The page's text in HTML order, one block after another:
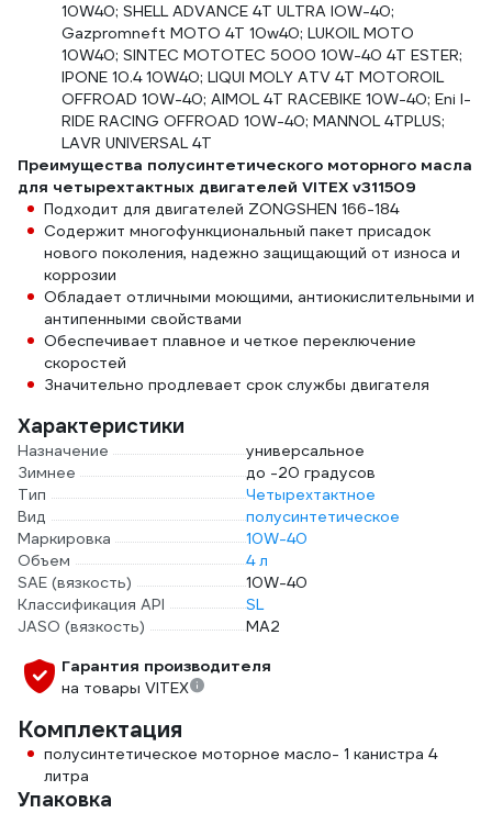
10W40; SHELL ADVANCE 4Т ULTRA lOW-40;
Gazpromneft MOTO 4Т 10w40; LUKOIL МОТO
10W40; SINTEC МОТОТЕС 5000 10W-40 4Т ESTER;
IPONE 10.4 10W40; LIQUI MOLY АТV 4Т MOTOROIL
OFFROAD 10W-40; AIMOL 4T RACEBIKE 10W-40; Eni I-
RIDE RACING OFFROAD 10W-40; MANNOL 4TPLUS;
LAVR UNIVERSAL 4Т
Преимущества полусинтетического моторного масла
для четырехтактных двигателей VITEX v311509
Подходит для двигателей ZONGSHEN 166-184
Содержит многофункциональный пакет присадок
нового поколения, надежно защищающий от износа и
коррозии
Обладает отличными моющими, антиокислительными и
антипенными свойствами
Обеспечивает плавное и четкое переключение
скоростей
Значительно продлевает срок службы двигателя
Характеристики
Назначение
универсальное
Зимнее
до -20 градусов
Тип
Четырехтактное
Вид
полусинтетическое
Маркировка
10W-40
Объем
4 л
SAE (вязкость)
10W-40
Классификация API
SL
JASO (вязкость)
MA2
Гарантия производителя
на товары VITEX
Комплектация
полусинтетическое моторное масло- 1 канистра 4
литра
Упаковка